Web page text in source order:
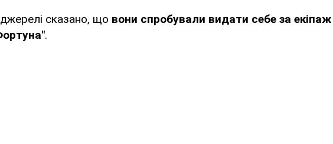
сказано, що вони спробували видати себе за екіпаж
.